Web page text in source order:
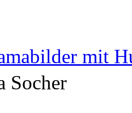
mit
Socher